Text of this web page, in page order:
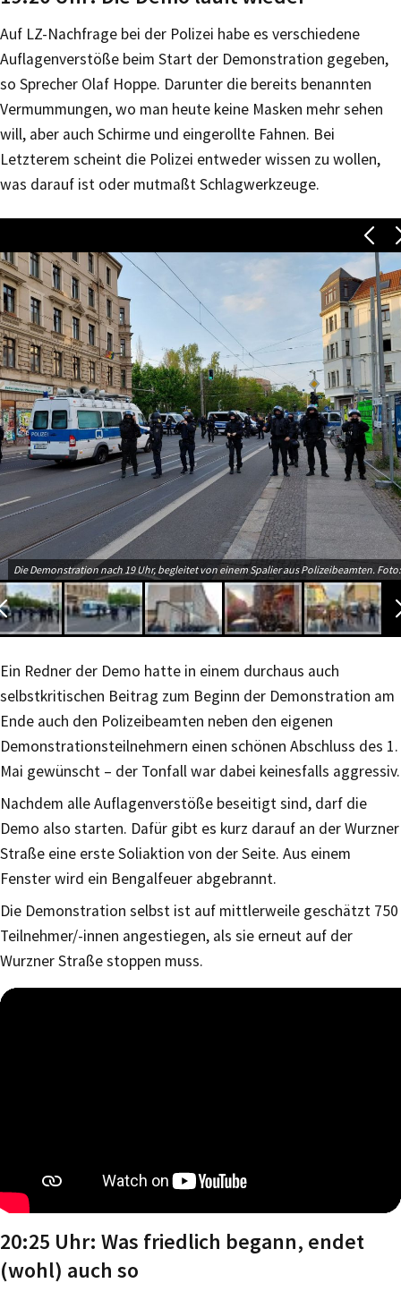
Auf LZ-Nachfrage bei der Polizei habe es verschiedene
Auflagenverstöße beim Start der Demonstration gegeben,
so Sprecher Olaf Hoppe. Darunter die bereits benannten
Vermummungen, wo man heute keine Masken mehr sehen
will, aber auch Schirme und eingerollte Fahnen. Bei
Letzterem scheint die Polizei entweder wissen zu wollen,
was darauf ist oder mutmaßt Schlagwerkzeuge.
Die Demonstration nach 19 Uhr, begleitet von einem Spalier aus Polizeibeamten.
Ein Redner der Demo hatte in einem durchaus auch
selbstkritischen Beitrag zum Beginn der Demonstration am
Ende auch den Polizeibeamten neben den eigenen
Demonstrationsteilnehmern einen schönen Abschluss des 1.
Mai gewünscht – der Tonfall war dabei keinesfalls aggressiv.
Nachdem alle Auflagenverstöße beseitigt sind, darf die
Demo also starten. Dafür gibt es kurz darauf an der Wurzner
Straße eine erste Soliaktion von der Seite. Aus einem
Fenster wird ein Bengalfeuer abgebrannt.
Die Demonstration selbst ist auf mittlerweile geschätzt 750
Teilnehmer/-innen angestiegen, als sie erneut auf der
Wurzner Straße stoppen muss.
20:25 Uhr: Was friedlich begann, endet
(wohl) auch so